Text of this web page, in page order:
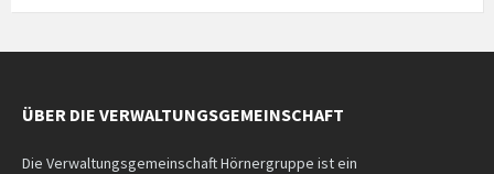
ÜBER DIE VERWALTUNGSGEMEINSCHAFT
Die Verwaltungsgemeinschaft Hörnergruppe ist ein